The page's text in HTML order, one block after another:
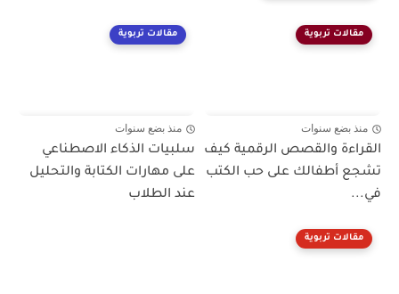
مقالات تربوية
منذ بضع سنوات
القراءة والقصص الرقمية كيف
تشجع أطفالك على حب الكتب
في...
مقالات تربوية
منذ بضع سنوات
سلبيات الذكاء الاصطناعي
على مهارات الكتابة والتحليل
عند الطلاب
مقالات تربوية